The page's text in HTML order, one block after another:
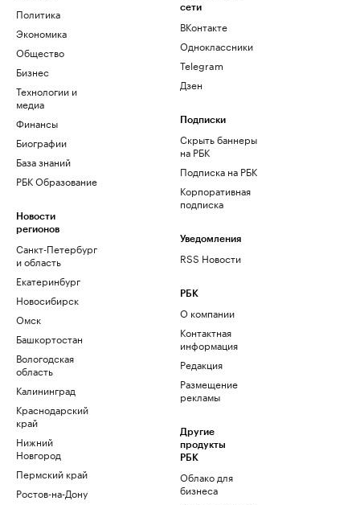
Политика
Экономика
Общество
Бизнес
Технологии и
медиа
Финансы
Биографии
База знаний
РБК Образование
Новости
регионов
Санкт-Петербург
и область
Екатеринбург
Новосибирск
Омск
Башкортостан
Вологодская
область
Калининград
Краснодарский
край
Нижний
Новгород
Пермский край
Ростов-на-Дону
сети
ВКонтакте
Одноклассники
Telegram
Дзен
Подписки
Скрыть баннеры
на РБК
Подписка на РБК
Корпоративная
подписка
Уведомления
RSS Новости
РБК
О компании
Контактная
информация
Редакция
Размещение
рекламы
Другие
продукты
РБК
Облако для
бизнеса